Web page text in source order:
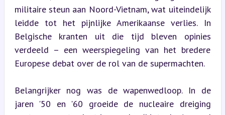
militaire steun aan Noord-Vietnam, wat uiteindelijk
leidde tot het pijnlijke Amerikaanse verlies. In
Belgische kranten uit die tijd bleven opinies
verdeeld – een weerspiegeling van het bredere
Europese debat over de rol van de supermachten.
Belangrijker nog was de wapenwedloop. In de
jaren '50 en '60 groeide de nucleaire dreiging